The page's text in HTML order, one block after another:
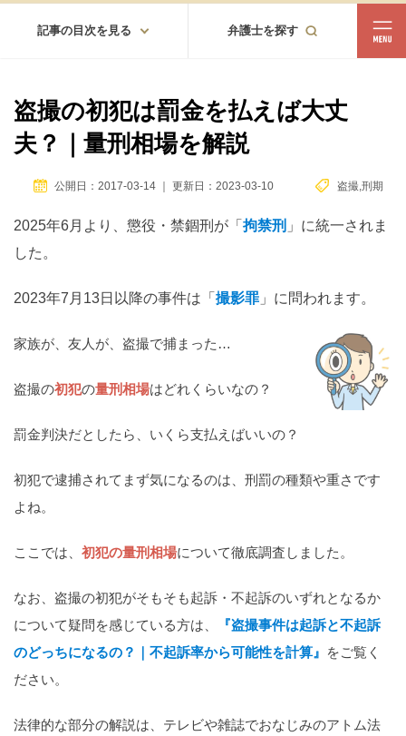
記事の目次を見る 弁護士を探す
都道府県から探す
北海道・東北
北海道 青森 岩手 宮城 秋田 山形 福島
北陸・甲信越
新潟
関東
岐阜 静岡 愛知 三重
関西
中国
九州・沖縄
福岡
沖縄
盗撮の初犯は罰金を払えば大丈
夫？｜量刑相場を解説
公開日：2017-03-14 ｜更新日：2023-03-10 盗撮 刑期
2025年6月より、懲役・禁錮刑が「 拘禁刑 」に統一されま
した。
2023年7月13日以降の事件は「 撮影罪 」に問われます。
家族が、友人が、盗撮で捕まった…
盗撮の初犯の量刑相場はどれくらいなの？
罰金判決だとしたら、いくら支払えばいいの？
初犯で逮捕されてまず気になるのは、刑罰の種類や重さです
よね。
ここでは、 初犯の量刑相場について徹底調査しました。
なお、盗撮の初犯がそもそも起訴・不起訴のいずれとなるか
について疑問を感じている方は、
『盗撮事件は起訴と不起訴
のどっちになるの？｜不起訴率から可能性を計算』 をご覧く
ださい。
法律的な部分の解説は、テレビや雑誌でおなじみのアトム法